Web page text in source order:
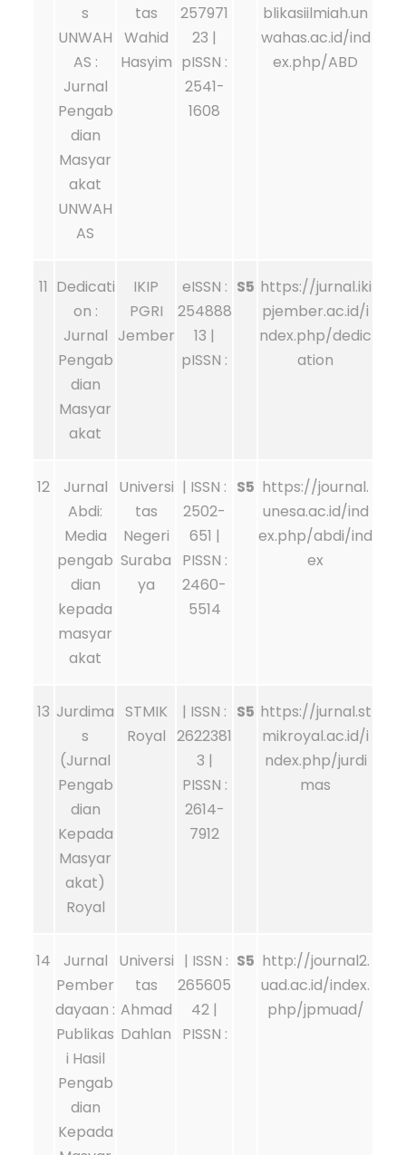
s
UNWAH
AS :
Jurnal
Pengab
dian
Masyar
akat
UNWAH
AS
tas
Wahid
Hasyim
257971
23 |
pISSN :
2541-
1608
blikasiilmiah.un
wahas.ac.id/ind
ex.php/ABD
11 Dedicati
on :
Jurnal
Pengab
dian
Masyar
akat
IKIP
PGRI
Jember
eISSN :
254888
13 |
pISSN :
S5 https://jurnal.iki
pjember.ac.id/i
ndex.php/dedic
ation
12
Jurnal
Abdi:
Media
pengab
dian
kepada
masyar
akat
Universi
tas
Negeri
Suraba
ya
| ISSN :
2502-
651 |
PISSN :
2460-
5514
S5 https://journal.
unesa.ac.id/ind
ex.php/abdi/ind
ex
13 Jurdima
s
(Jurnal
Pengab
dian
Kepada
Masyar
akat)
Royal
STMIK
Royal
| ISSN :
2622381
3 |
PISSN :
2614-
7912
S5 https://jurnal.st
mikroyal.ac.id/i
ndex.php/jurdi
mas
14
Jurnal
Pember
dayaan :
Publikas
i Hasil
Pengab
dian
Kepada
Universi
tas
Ahmad
Dahlan
| ISSN :
265605
42 |
PISSN :
S5 http://journal2.
uad.ac.id/index.
php/jpmuad/